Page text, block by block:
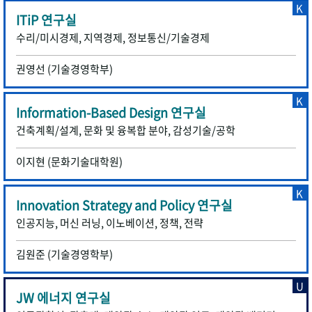
ITiP 연구실
수리/미시경제, 지역경제, 정보통신/기술경제
권영선 (기술경영학부)
K
Information-Based Design 연구실
건축계획/설계, 문화 및 융복합 분야, 감성기술/공학
이지현 (문화기술대학원)
K
Innovation Strategy and Policy 연구실
인공지능, 머신 러닝, 이노베이션, 정책, 전략
김원준 (기술경영학부)
K
JW 에너지 연구실
U